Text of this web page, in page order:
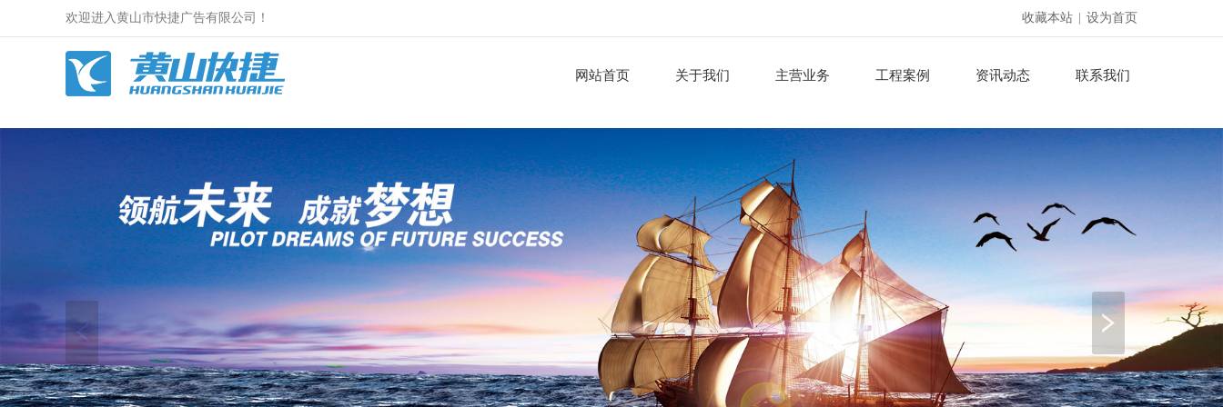
欢迎进入黄山市快捷广告有限公司！ 收藏本站 设为首页
网站首页 关于我们 主营业务 工程案例 资讯动态 联系我们